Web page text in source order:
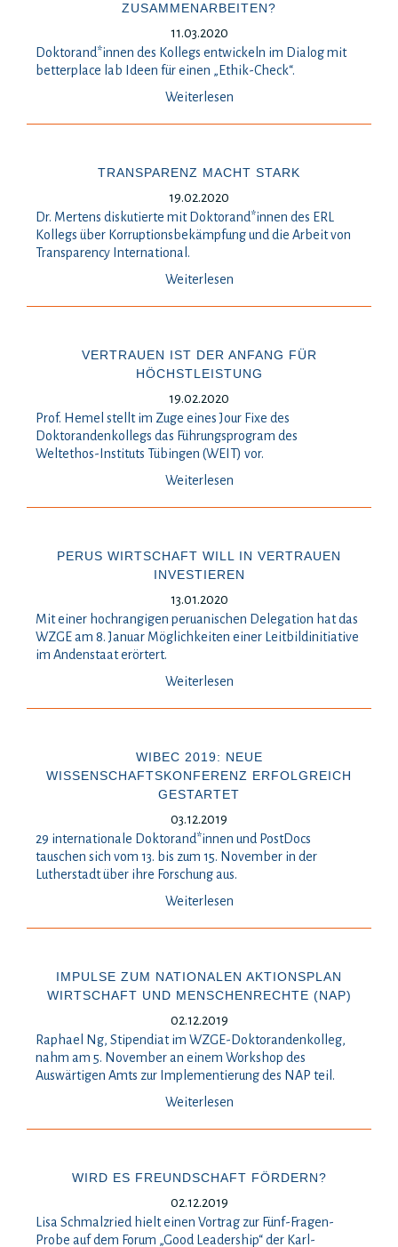
ZUSAMMENARBEITEN?
11.03.2020
Doktorand*innen des Kollegs entwickeln im Dialog mit
betterplace lab Ideen für einen „Ethik-Check“.
Weiterlesen
TRANSPARENZ MACHT STARK
19.02.2020
Dr. Mertens diskutierte mit Doktorand*innen des ERL
Kollegs über Korruptionsbekämpfung und die Arbeit von
Transparency International.
Weiterlesen
VERTRAUEN IST DER ANFANG FÜR
HÖCHSTLEISTUNG
19.02.2020
Prof. Hemel stellt im Zuge eines Jour Fixe des
Doktorandenkollegs das Führungsprogram des
Weltethos-Instituts Tübingen (WEIT) vor.
Weiterlesen
PERUS WIRTSCHAFT WILL IN VERTRAUEN
INVESTIEREN
13.01.2020
Mit einer hochrangigen peruanischen Delegation hat das
WZGE am 8. Januar Möglichkeiten einer Leitbildinitiative
im Andenstaat erörtert.
Weiterlesen
WIBEC 2019: NEUE
WISSENSCHAFTSKONFERENZ ERFOLGREICH
GESTARTET
03.12.2019
29 internationale Doktorand*innen und PostDocs
tauschen sich vom 13. bis zum 15. November in der
Lutherstadt über ihre Forschung aus.
Weiterlesen
IMPULSE ZUM NATIONALEN AKTIONSPLAN
WIRTSCHAFT UND MENSCHENRECHTE (NAP)
02.12.2019
Raphael Ng, Stipendiat im WZGE-Doktorandenkolleg,
nahm am 5. November an einem Workshop des
Auswärtigen Amts zur Implementierung des NAP teil.
Weiterlesen
WIRD ES FREUNDSCHAFT FÖRDERN?
02.12.2019
Lisa Schmalzried hielt einen Vortrag zur Fünf-Fragen-
Probe auf dem Forum „Good Leadership“ der Karl-